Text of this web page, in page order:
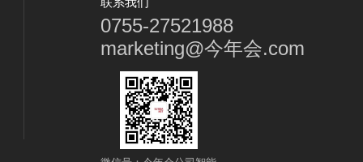
0755-27521988
marketing@今年会.com